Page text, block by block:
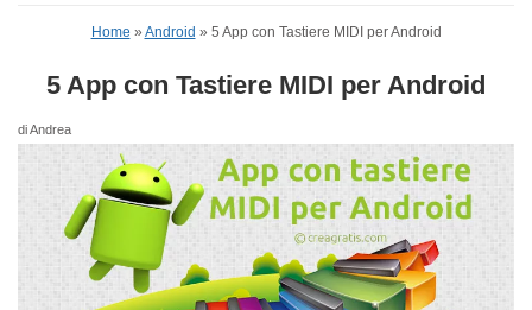
Home » Android » 5 App con Tastiere MIDI per Android
5 App con Tastiere MIDI per Android
di Andrea